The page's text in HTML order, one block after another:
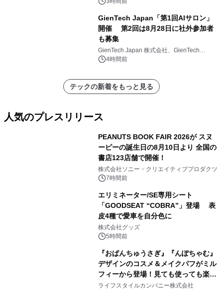
GienTech Japan「第1回AIサロン」
開催 第2回は8月28日に社外参加者
も募集
GienTech Japan 株式会社、GienTech
Consulting Japan 株式会社
4時間前
テックの新着をもっと見る
人気のプレスリリース
PEANUTS BOOK FAIR 2026が スヌ
ーピーの誕生日の8月10日より 全国の
書店123店舗で開催！
株式会社ソニー・クリエイティブプロダクツ
7時間前
エリミネーター/SE専用シート
「GOODSEAT “COBRA”」登場 表
皮4種で愛車を自分色に
株式会社グッズ
5時間前
『おぱんちゅうさぎ』『んぽちゃむ』
デザインのコスメ＆メイクパフがミル
フィーから登場！見ても使っても楽し
い、ポップでキュートなコレクショ
ライフスタイルカンパニー株式会社